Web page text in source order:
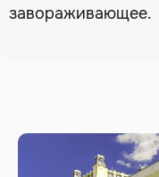
завораживающее.